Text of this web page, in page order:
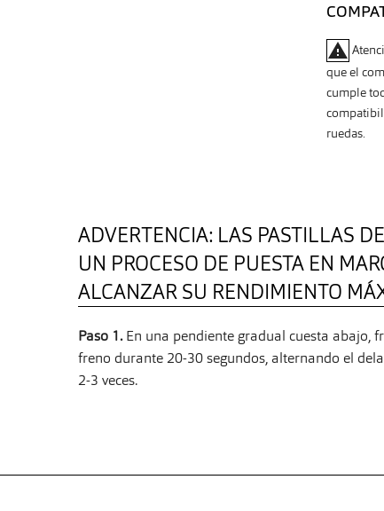
warning
que el
cumple
ruedas.
ADVERTENCIA: LAS PASTILLAS
UN PROCESO DE PUESTA EN
ALCANZAR SU RENDIMIENTO
Paso 1. En una pendiente gradual cuesta abajo,
freno durante 20-30 segundos, alternando el
2-3 veces.